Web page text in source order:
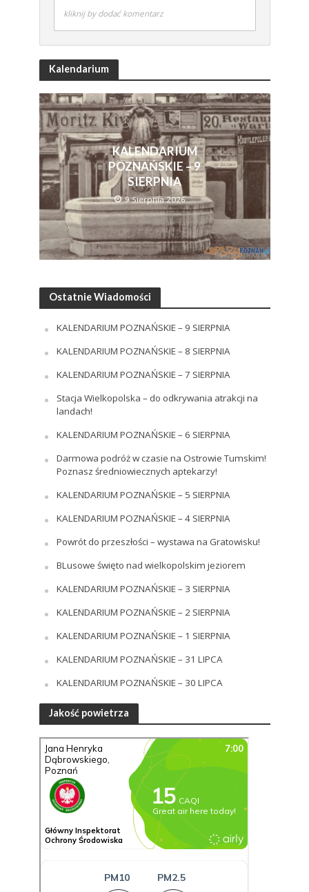
kliknij by dodać komentarz
Kalendarium
KALENDARIUM
POZNAŃSKIE – 9
SIERPNIA
9 Sierpnia 2026
Ostatnie Wiadomości
KALENDARIUM POZNAŃSKIE – 9 SIERPNIA
KALENDARIUM POZNAŃSKIE – 8 SIERPNIA
KALENDARIUM POZNAŃSKIE – 7 SIERPNIA
Stacja Wielkopolska – do odkrywania atrakcji na
landach!
KALENDARIUM POZNAŃSKIE – 6 SIERPNIA
Darmowa podróż w czasie na Ostrowie Tumskim!
Poznasz średniowiecznych aptekarzy!
KALENDARIUM POZNAŃSKIE – 5 SIERPNIA
KALENDARIUM POZNAŃSKIE – 4 SIERPNIA
Powrót do przeszłości – wystawa na Gratowisku!
BLusowe święto nad wielkopolskim jeziorem
KALENDARIUM POZNAŃSKIE – 3 SIERPNIA
KALENDARIUM POZNAŃSKIE – 2 SIERPNIA
KALENDARIUM POZNAŃSKIE – 1 SIERPNIA
KALENDARIUM POZNAŃSKIE – 31 LIPCA
KALENDARIUM POZNAŃSKIE – 30 LIPCA
Jakość powietrza